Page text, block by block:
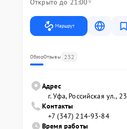
Открыто до 21:00
Маршрут
ОбзорОтзывы 232
Адрес
г. Уфа, Российская ул., 23
Контакты
+7 (347) 214-93-84
Время работы